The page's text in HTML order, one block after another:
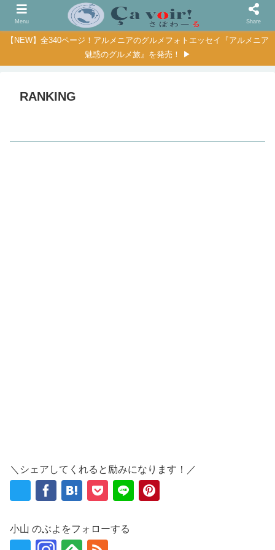
【NEW】全340ページ！アルメニアのグルメフォトエッセイ『アルメニア
魅惑のグルメ旅』を発売！ ▶
RANKING
＼シェアしてくれると励みになります！／
小山 のぶよをフォローする
Menu Share